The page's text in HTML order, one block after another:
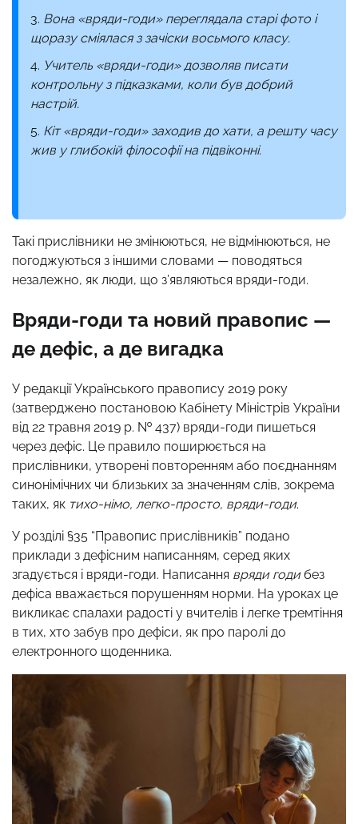
Вона «вряди-годи» переглядала старі фото і
щоразу сміялася з зачіски восьмого класу.
Учитель «вряди-годи» дозволяв писати
контрольну з підказками, коли був добрий
настрій.
Кіт «вряди-годи» заходив до хати, а решту часу
жив у глибокій філософії на підвіконні.
Такі прислівники не змінюються, не відмінюються, не
погоджуються з іншими словами — поводяться
незалежно, як люди, що з’являються вряди-годи.
Вряди-годи та новий правопис —
де дефіс, а де вигадка
У редакції Українського правопису 2019 року
(затверджено постановою Кабінету Міністрів України
від 22 травня 2019 р. № 437) вряди-годи пишеться
через дефіс. Це правило поширюється на
прислівники, утворені повторенням або поєднанням
синонімічних чи близьких за значенням слів, зокрема
таких, як тихо-німо, легко-просто, вряди-годи.
У розділі §35 “Правопис прислівників” подано
приклади з дефісним написанням, серед яких
згадується і вряди-годи. Написання вряди годибез
дефіса вважається порушенням норми. На уроках це
викликає спалахи радості у вчителів і легке тремтіння
в тих, хто забув про дефіси, як про паролі до
електронного щоденника.